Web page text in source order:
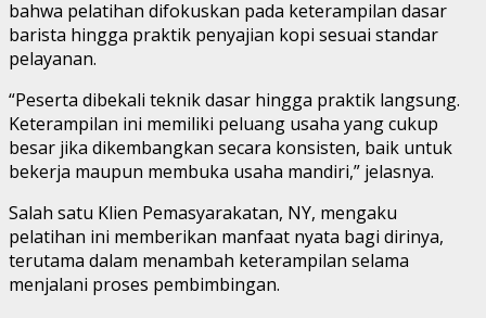
bahwa pelatihan difokuskan pada keterampilan dasar
barista hingga praktik penyajian kopi sesuai standar
pelayanan.
“Peserta dibekali teknik dasar hingga praktik langsung.
Keterampilan ini memiliki peluang usaha yang cukup
besar jika dikembangkan secara konsisten, baik untuk
bekerja maupun membuka usaha mandiri,” jelasnya.
Salah satu Klien Pemasyarakatan, NY, mengaku
pelatihan ini memberikan manfaat nyata bagi dirinya,
terutama dalam menambah keterampilan selama
menjalani proses pembimbingan.